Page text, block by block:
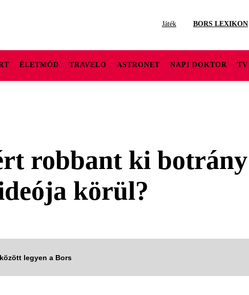
Játék BORS LEXIKON
ÉLETMÓD TRAVELO ASTRONET NAPI DOKTOR TV
robbant ki botrány
körül?
legyen a Bors